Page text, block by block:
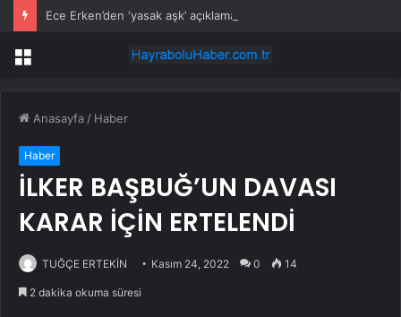
Menü
Anasayfa / Haber
Haber
İLKER BAŞBUĞ’UN DAVASI
KARAR İÇİN ERTELENDİ
TUĞÇE ERTEKİN Kasım 24, 2022 0 14
2 dakika okuma süresi